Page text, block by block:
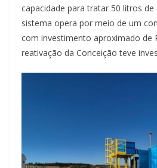
capacidade para tratar 50 litros de
sistema opera por meio de um
com investimento aproximado de
reativação da Conceição teve